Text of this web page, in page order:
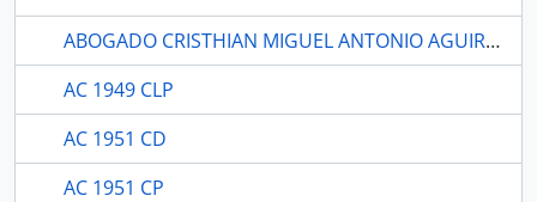
ABOGADO CRISTHIAN MIGUEL ANTONIO AGUIRRE PROAÑO
AC 1949 CLP
AC 1951 CD
AC 1951 CP